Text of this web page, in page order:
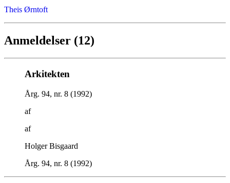
Theis Ørntoft
Anmeldelser (12)
Arkitekten
Årg. 94, nr. 8 (1992)
af
af
Holger Bisgaard
Årg. 94, nr. 8 (1992)